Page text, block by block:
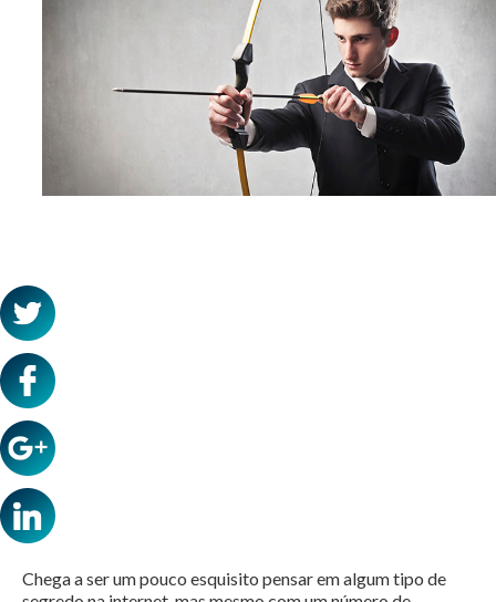
Chega a ser um pouco esquisito pensar em algum tipo de